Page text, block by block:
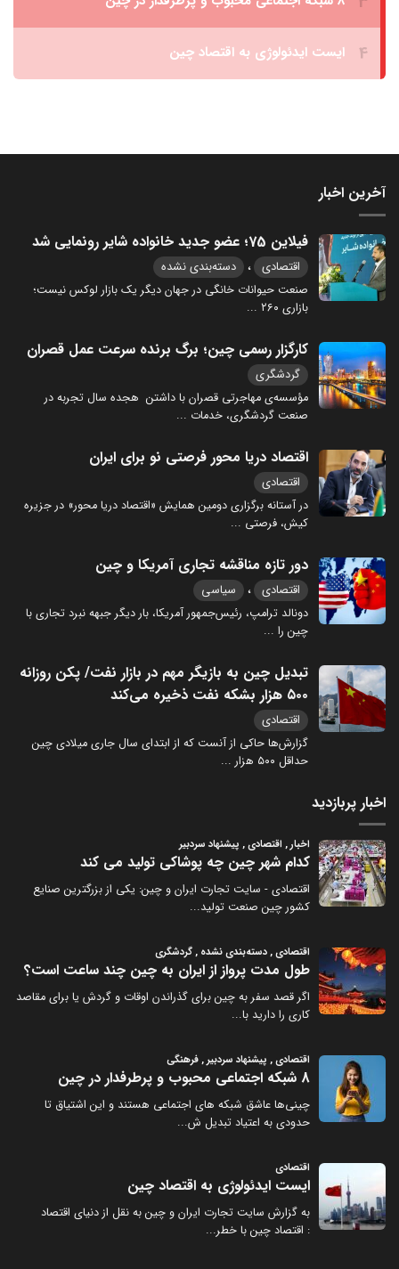
آخرین اخبار
فیلاین 75؛ عضو جدید خانواده شایر رونمایی شد
اقتصادی ، دسته‌بندی نشده
صنعت حیوانات خانگی در جهان دیگر یک بازار لوکس نیست؛
بازاری ۲۶۰
...
کارگزار رسمی چین؛ برگ برنده سرعت عمل قصران
گردشگری
مؤسسه‌ی مهاجرتی قصران با داشتن هجده سال تجربه در
صنعت گردشگری، خدمات ...
اقتصاد دریا محور فرصتی نو برای ایران
اقتصادی
در آستانه برگزاری دومین همایش «اقتصاد دریا محور» در جزیره
کیش، فرصتی ...
دور تازه مناقشه تجاری آمریکا و چین
اقتصادی ، سیاسی
دونالد ترامپ، رئیس‌جمهور آمریکا، بار دیگر جبهه نبرد تجاری با
چین را ...
تبدیل چین به بازیگر مهم در بازار نفت/ پکن روزانه
۵۰۰ هزار بشکه نفت ذخیره می‌کند
اقتصادی
گزارش‌ها حاکی از آنست که از ابتدای سال جاری میلادی چین
حداقل ۵۰۰ هزار
...
اخبار پربازدید